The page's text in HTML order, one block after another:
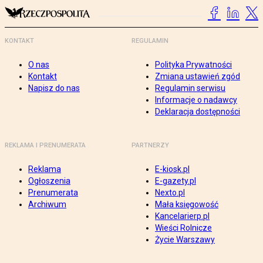
KONTAKT
O nas
Kontakt
Napisz do nas
REGULAMIN
Polityka Prywatności
Zmiana ustawień zgód
Regulamin serwisu
Informacje o nadawcy
Deklaracja dostępności
REKLAMA I PRENUMERATA
Reklama
Ogłoszenia
Prenumerata
Archiwum
PARTNERZY
E-kiosk.pl
E-gazety.pl
Nexto.pl
Mała księgowość
Kancelarierp.pl
Wieści Rolnicze
Życie Warszawy